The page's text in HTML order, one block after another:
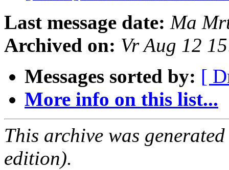
Last message date: Ma
Archived on: Vr Aug 12
Messages sorted by: [
More info on this list...
This archive was
edition).